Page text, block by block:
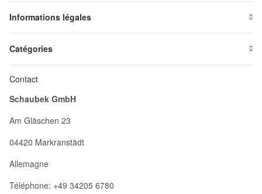
Informations légales
Catégories
Contact
Schaubek GmbH
Am Gläschen 23
04420 Markranstädt
Allemagne
Téléphone: +49 34205 6780